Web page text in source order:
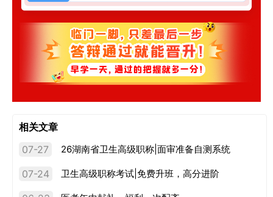
相关文章
07-27
26湖南省卫生高级职称|面审准备自测系统
07-24 卫生高级职称考试|免费升班，高分进阶